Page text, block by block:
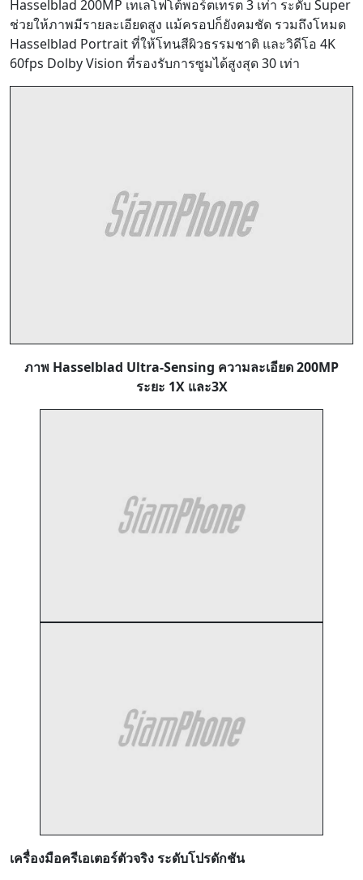
Hasselblad 200MP เทเลโฟโต้พอร์ตเทรต 3 เท่า ระดับ Super
ช่วยให้ภาพมีรายละเอียดสูง แม้ครอปก็ยังคมชัด รวมถึงโหมด
Hasselblad Portrait ที่ให้โทนสีผิวธรรมชาติ และวิดีโอ 4K
60fps Dolby Vision ที่รองรับการซูมได้สูงสุด 30 เท่า
ภาพ Hasselblad Ultra-Sensing ความละเอียด 200MP
ระยะ 1X และ3X
เครื่องมือครีเอเตอร์ตัวจริง ระดับโปรดักชัน